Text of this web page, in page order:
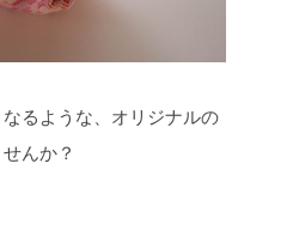
るような、オリジナルの
んか？